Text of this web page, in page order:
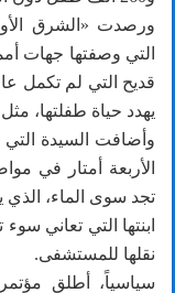
ورصدت «الشرق
التي وصفتها جهات
قديح التي لم تكمل
يهدد حياة طفلتها،
وأضافت السيدة
الأربعة أمتار في
تجد سوى الماء، الذي
ابنتها التي تعاني
نقلها للمستشفى.
سياسياً، أطلق